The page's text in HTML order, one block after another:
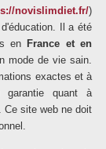
novislimdiet.fr/)
Il a été
en France et en
mode de vie sain.
exactes et à
garantie quant à
Ce site web ne doit